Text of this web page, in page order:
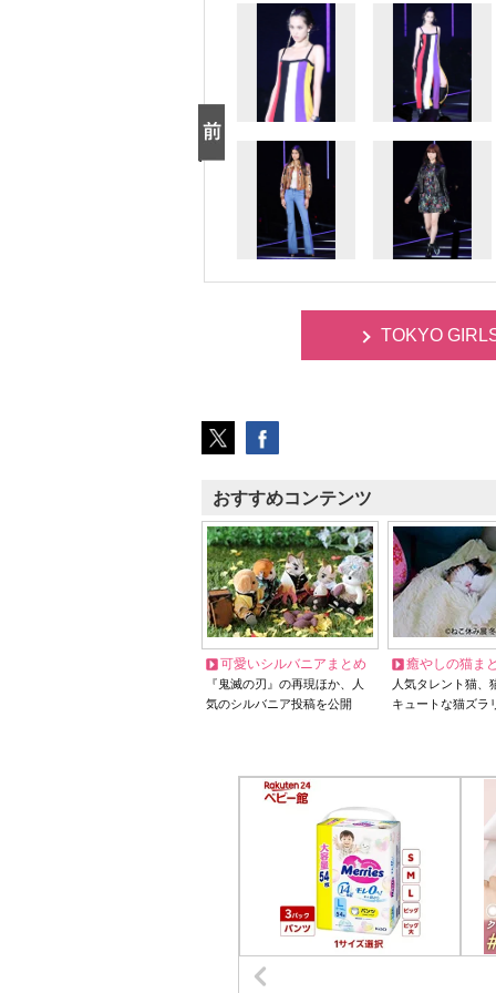
TOKYO
おすすめコンテンツ
可愛いシルバニアまとめ
『鬼滅の刃』の再現ほか、人
気のシルバニア投稿を公開
癒やしの猫ま
人気タレント猫
キュートな猫ズラ